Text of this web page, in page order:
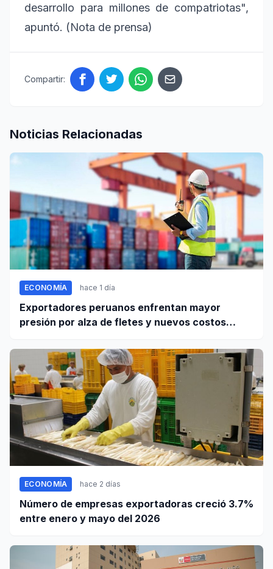
desarrollo para millones de compatriotas",
apuntó. (Nota de prensa)
Compartir:
Noticias Relacionadas
ECONOMÍA hace 1 día
Exportadores peruanos enfrentan mayor
presión por alza de fletes y nuevos costos
ECONOMÍA hace 2 días
Número de empresas exportadoras creció 3.7%
entre enero y mayo del 2026